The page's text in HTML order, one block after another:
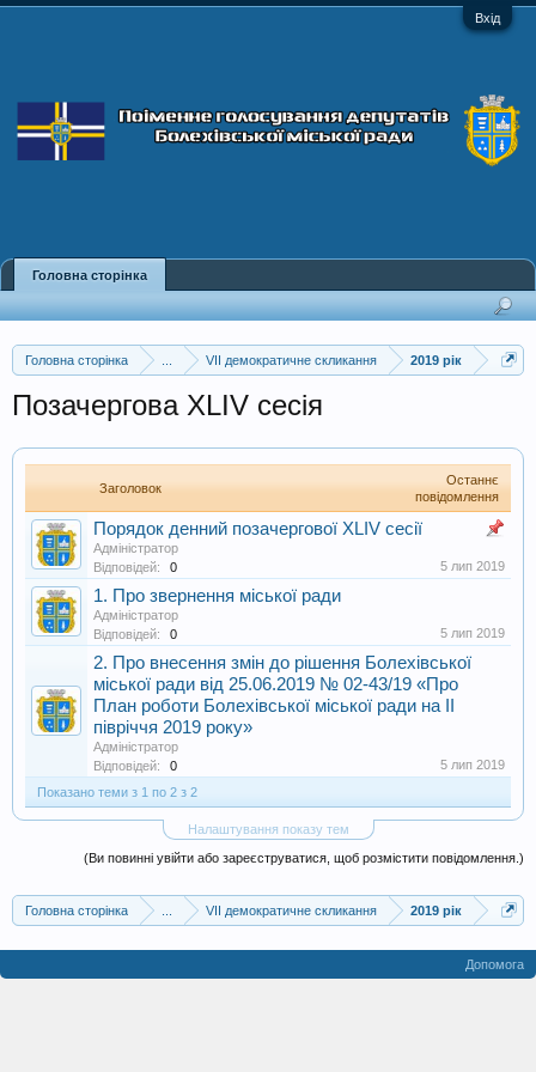
Вхід
Головна сторінка VII демократичне скликання 2019 рік
Позачергова XLIV сесія
Заголовок
Останнє
повідомлення
Порядок денний позачергової XLIV сесії
Адміністратор
Відповідей:
0 5 лип 2019
1. Про звернення міської ради
Адміністратор
Відповідей:
0 5 лип 2019
2. Про внесення змін до рішення Болехівської
міської ради від 25.06.2019 № 02-43/19 «Про
План роботи Болехівської міської ради на ІІ
півріччя 2019 року»
Адміністратор
Відповідей:
0
5 лип 2019
Показано теми з 1 по 2 з 2
Налаштування показу тем
(Ви повинні увійти або зареєструватися, щоб розмістити повідомлення.)
Головна сторінка VII демократичне скликання 2019 рік
Головна сторінка
Допомога